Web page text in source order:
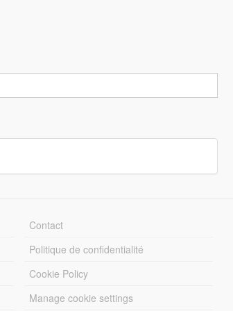
Contact
Politique de confidentialité
Cookie Policy
Manage cookie settings